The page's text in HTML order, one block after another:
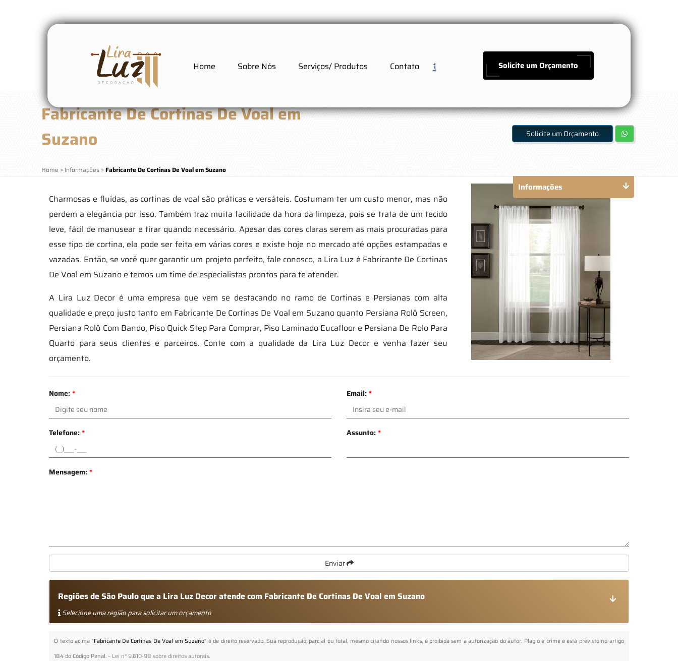
Home Sobre Nós Serviços/ Produtos Contato Solicite um Orçamento
Fabricante De Cortinas De Voal em
Suzano
Home » Informações »Fabricante De Cortinas De Voal em Suzano
Solicite um Orçamento
Charmosas e fluídas, as cortinas de voal são práticas e versáteis. Costumam ter um custo menor, mas não
perdem a elegância por isso. Também traz muita facilidade da hora da limpeza, pois se trata de um tecido
leve, fácil de manusear e tirar quando necessário. Apesar das cores claras serem as mais procuradas para
esse tipo de cortina, ela pode ser feita em várias cores e existe hoje no mercado até opções estampadas e
vazadas. Então, se você quer garantir um projeto perfeito, fale conosco, a Lira Luz é Fabricante De Cortinas
De Voal em Suzano e temos um time de especialistas prontos para te atender.
A Lira Luz Decor é uma empresa que vem se destacando no ramo de Cortinas e Persianas com alta
qualidade e preço justo tanto em Fabricante De Cortinas De Voal em Suzano quanto Persiana Rolô Screen,
Persiana Rolô Com Bando, Piso Quick Step Para Comprar, Piso Laminado Eucafloor e Persiana De Rolo Para
Quarto para seus clientes e parceiros. Conte com a qualidade da Lira Luz Decor e venha fazer seu
orçamento.
Nome:* Email:*
Telefone:* Assunto:*
Mensagem:*
Enviar
Regiões de São Paulo que a Lira Luz Decor atende com Fabricante De Cortinas De Voal em Suzano
Selecione uma região para solicitar um orçamento
O texto acima "Fabricante De Cortinas De Voal em Suzano" é de direito reservado. Sua reprodução, parcial ou total, mesmo citando nossos links, é proibida sem a autorização do autor. Plágio é crime e está previsto no artigo
184 do Código Penal. – Lei n° 9.610-98 sobre direitos autorais.
Informações